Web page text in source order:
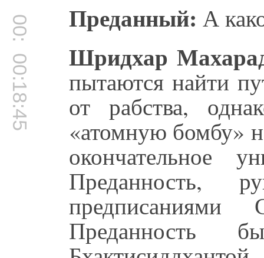
00:18:41 Преданный: А
00:18:45 Шридхар
пытаются найти
от рабства,
«атомную бомбу»
окончательное
Преданность,
Преданность